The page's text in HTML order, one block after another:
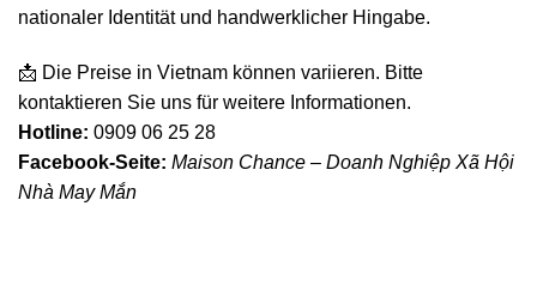
nationaler Identität und handwerklicher Hingabe.
📩 Die Preise in Vietnam können variieren. Bitte
kontaktieren Sie uns für weitere Informationen.
Hotline: 0909 06 25 28
Facebook-Seite: Maison Chance – Doanh Nghiệp Xã Hội
Nhà May Mắn